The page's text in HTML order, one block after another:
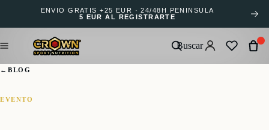
ENVÍO GRATIS +25 EUR · 24/48H PENÍNSULA
5 EUR AL REGISTRARTE
Buscar
← BLOG
EVENTO